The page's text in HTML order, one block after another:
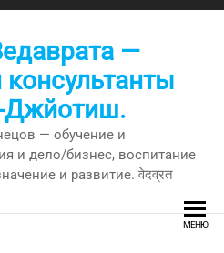
—
Джйотиш.
— обучение и
и дело/бизнес, воспитание
и развитие. वेदव्रत
МЕНЮ